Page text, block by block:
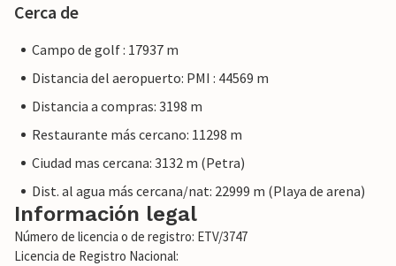
Cerca de
Campo de golf : 17937 m
Distancia del aeropuerto: PMI : 44569 m
Distancia a compras: 3198 m
Restaurante más cercano: 11298 m
Ciudad mas cercana: 3132 m (Petra)
Dist. al agua más cercana/nat: 22999 m (Playa de arena)
Información legal
Número de licencia o de registro: ETV/3747
Licencia de Registro Nacional: